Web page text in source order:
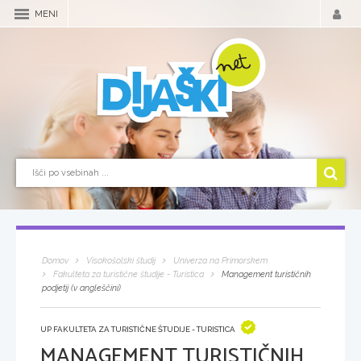
MENI
Domov Visokošolski študij
Univerza na Primorskem
Fakulteta za turistične študije - Turistica
Management turističnih
podjetij (v angleščini)
UP FAKULTETA ZA TURISTIČNE ŠTUDIJE - TURISTICA